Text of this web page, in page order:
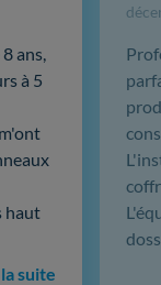
ans,
à 5
haut
suite